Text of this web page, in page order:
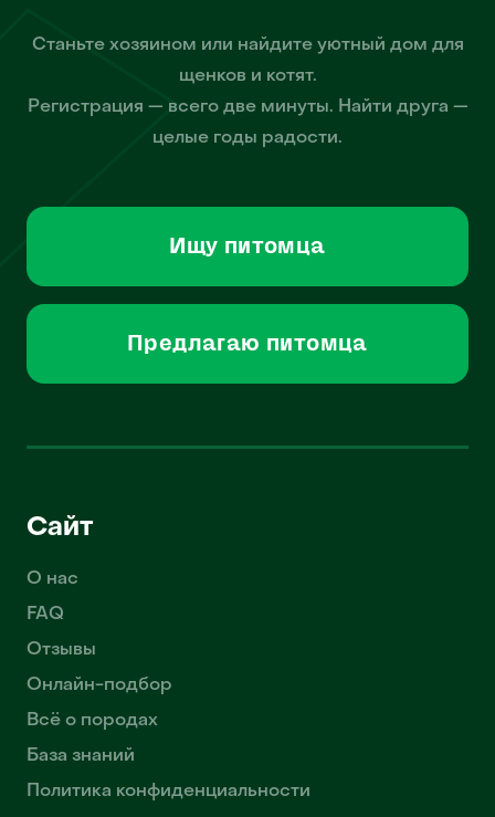
Станьте хозяином или найдите уютный дом для
щенков и котят.
Регистрация — всего две минуты. Найти друга —
целые годы радости.
Ищу питомца
Предлагаю питомца
Сайт
О нас
FAQ
Отзывы
Онлайн-подбор
Всё о породах
База знаний
Политика конфиденциальности